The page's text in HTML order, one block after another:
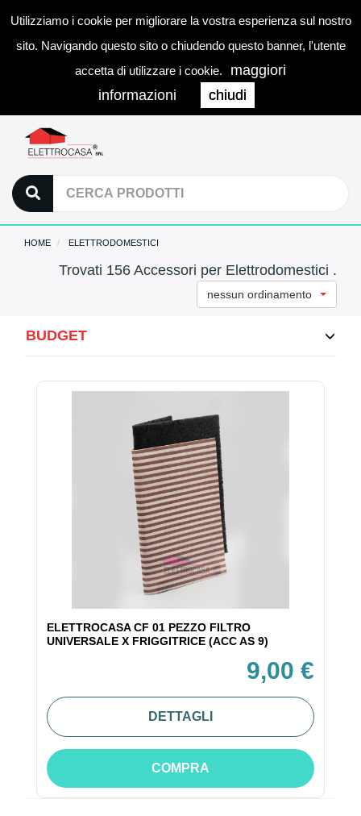
Utilizziamo i cookie per migliorare la vostra esperienza sul nostro
sito. Navigando questo sito o chiudendo questo banner, l'utente
accetta di utilizzare i cookie.
maggiori
informazioni
chiudi
0
HOME ELETTRODOMESTICI
Trovati 156 Accessori per Elettrodomestici .
nessun ordinamento
BUDGET
ELETTROCASA CF 01 PEZZO FILTRO
UNIVERSALE X FRIGGITRICE (ACC AS 9)
9,00 €
DETTAGLI
COMPRA